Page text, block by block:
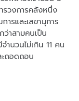
รวงการคลังหนึ่ง
ารและเลขานุการ
ว่าสามคนเป็น
นวนไม่เกิน 11 คน
ถอดถอน